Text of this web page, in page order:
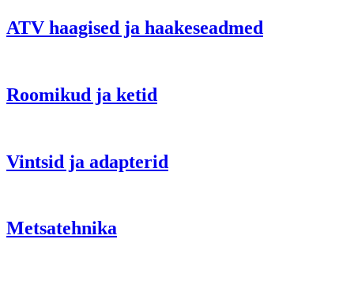
ATV haagised ja haakeseadmed
Roomikud ja ketid
Vintsid ja adapterid
Metsatehnika